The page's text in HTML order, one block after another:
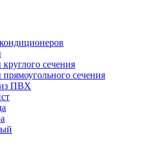
сечения
сечения
из ПВХ